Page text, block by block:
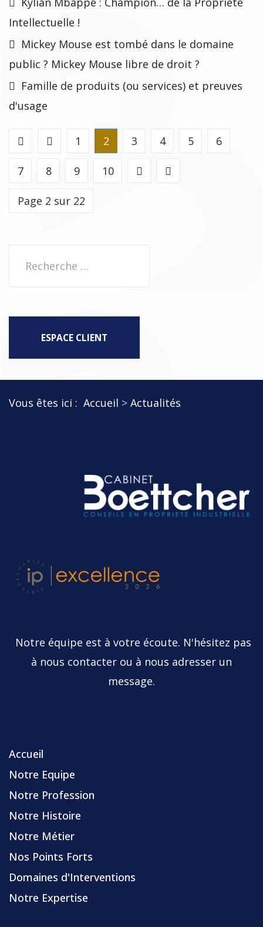
Intellectuelle !
Mickey Mouse est tombé dans le domaine
public ? Mickey Mouse libre de droit ?
Famille de produits (ou services) et preuves
d'usage
1 2 3 4 5 6
7 8 9 10
Page 2 sur 22
ESPACE CLIENT
Vous êtes ici : Accueil Actualités
Notre équipe est à votre écoute. N'hésitez pas
à nous contacter ou à nous adresser un
message.
Accueil
Notre Equipe
Notre Profession
Notre Histoire
Notre Métier
Nos Points Forts
Domaines d'Interventions
Notre Expertise